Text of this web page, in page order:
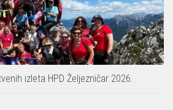
izleta HPD Željezničar 2026.